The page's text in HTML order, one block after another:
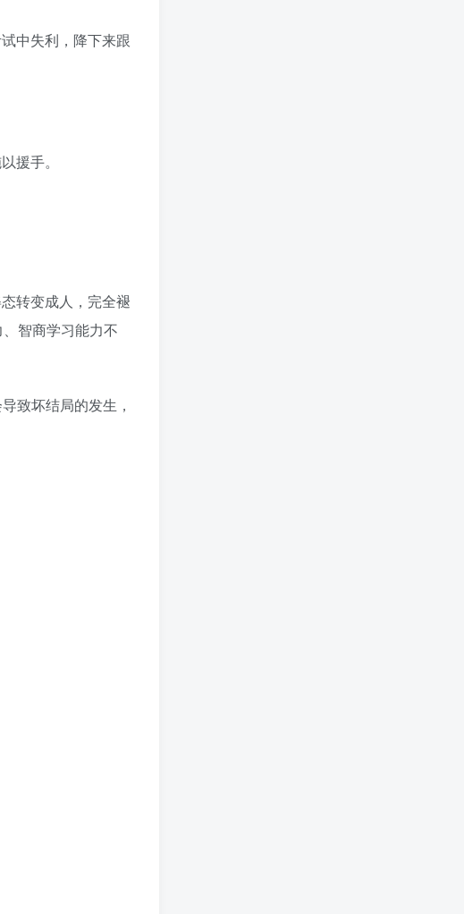
中失利，降下来跟
援手。
转变成人，完全褪
智商学习能力不
致坏结局的发生，